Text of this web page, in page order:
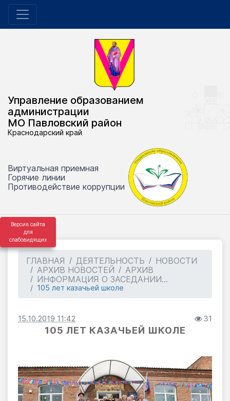
Версия сайта
для
слабовидящих
Управление образованием
администрации
МО Павловский район
Краснодарский край
Виртуальная приемная
Горячие линии
Противодействие коррупции
ГЛАВНАЯ ДЕЯТЕЛЬНОСТЬ
НОВОСТИ
АРХИВ НОВОСТЕЙ
АРХИВ
ИНФОРМАЦИЯ О ЗАСЕДАНИИ...
105 лет казачьей школе
15.10.2019 11:42 31
105 ЛЕТ КАЗАЧЬЕЙ ШКОЛЕ